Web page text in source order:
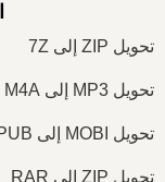
تحويل ZIP إلى 7Z
تحويل MP3 إلى M4A
تحويل MOBI إلى EPUB
تحويل ZIP إلى RAR